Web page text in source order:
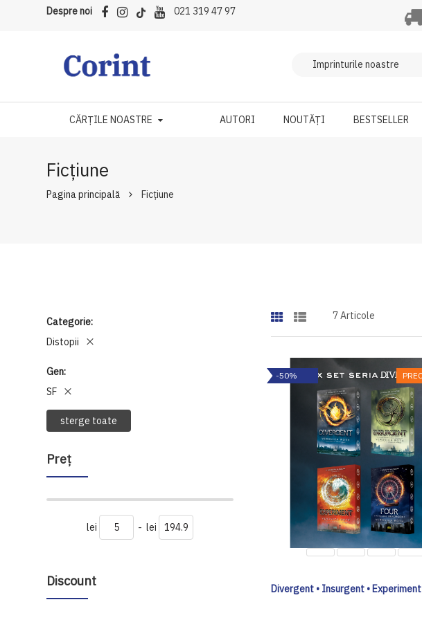
Despre noi 021 319 47 97
CĂRȚILE NOASTRE AUTORI NOUTĂȚI BESTSELLER
Ficțiune
Pagina principală Ficțiune
Categorie
Distopii
Gen
SF
sterge toate
Preţ
lei - lei
Discount
7Articole
-50%
Divergent • Insurgent • Experiment